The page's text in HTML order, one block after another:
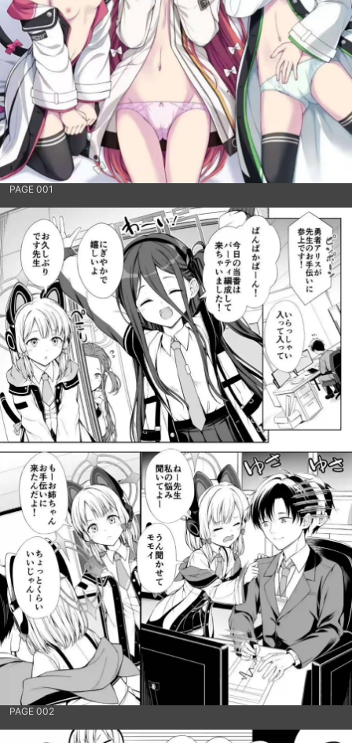
PAGE 001
PAGE 002